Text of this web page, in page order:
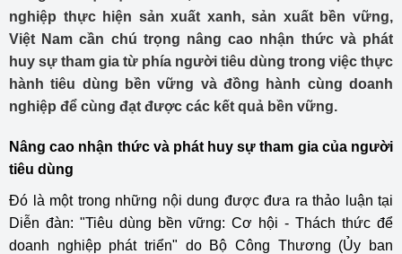
nghiệp thực hiện sản xuất xanh, sản xuất bền vững,
Việt Nam cần chú trọng nâng cao nhận thức và phát
huy sự tham gia từ phía người tiêu dùng trong việc thực
hành tiêu dùng bền vững và đồng hành cùng doanh
nghiệp để cùng đạt được các kết quả bền vững.
Nâng cao nhận thức và phát huy sự tham gia của người
tiêu dùng
Đó là một trong những nội dung được đưa ra thảo luận tại
Diễn đàn: "Tiêu dùng bền vững: Cơ hội - Thách thức để
doanh nghiệp phát triển" do Bộ Công Thương (Ủy ban